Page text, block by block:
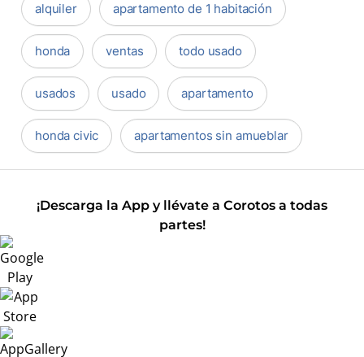
alquiler apartamento de 1 habitación
honda ventas todo usado
usados usado apartamento
honda civic apartamentos sin amueblar
¡Descarga la App y llévate a Corotos a todas
partes!